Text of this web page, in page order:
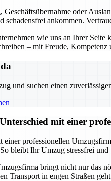
Geschäftsübernahme oder
schadensfrei ankommen.
wie uns an Ihrer Seite
– mit Freude,
und suchen einen
mit einer
professionellen
bleibt Ihr Umzug stressfrei und
bringt nicht nur das
Transport in engen Straßen